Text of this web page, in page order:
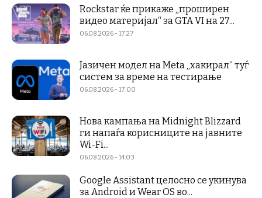
Rockstar ќе прикаже „проширен
видео материјал“ за GTA VI на 27...
06.08.2026 - 17:27
Јазичен модел на Meta „хакирал“ туѓ
систем за време на тестирање
06.08.2026 - 17:00
Нова кампања на Midnight Blizzard
ги напаѓа корисниците на јавните
Wi-Fi...
06.08.2026 - 14:03
Google Assistant целосно се укинува
за Android и Wear OS во...